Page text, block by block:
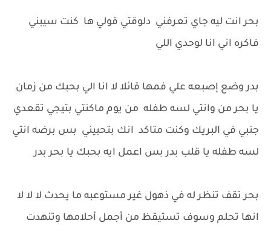
بحر انت ليه جاي تعرفني دلوقتي قولي ها كنت سيبني
فاكره اني انا لوحدي اللي
بدر وضع إصبعه علي فمها قائلا لا انا الي بحبك من زمان
يا بحر من وانتي لسه طفله من يوم ماكنتي بتيجي تقعدي
جنبي في البريك وكنت متاكد انك بتحبيني بس برضه انتي
لسه طفله يا قلب بدر بس اعمل ايه بحبك يا بحر بدر
بحر تقف تنظر له في ذهول غير مستوعبه ما يحدث لا لا لا
انها تحلم وسوف تستيقظ من أجمل أحلامها وتنهدت